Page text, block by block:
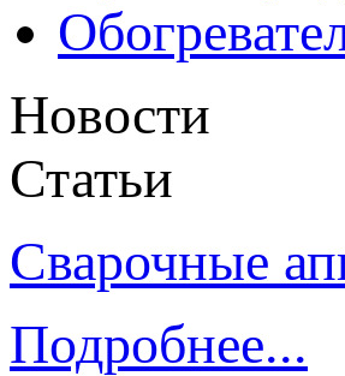
Новости
Статьи
Сварочные
Подробнее...